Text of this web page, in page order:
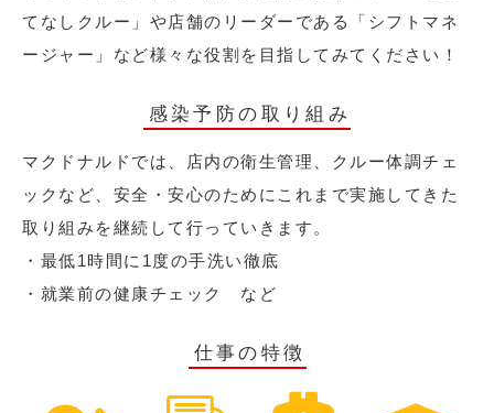
てなしクルー」や店舗のリーダーである「シフトマネ
ージャー」など様々な役割を目指してみてください！
感染予防の取り組み
マクドナルドでは、店内の衛生管理、クルー体調チェ
ックなど、安全・安心のためにこれまで実施してきた
取り組みを継続して行っていきます。
・最低1時間に1度の手洗い徹底
・就業前の健康チェック など
仕事の特徴